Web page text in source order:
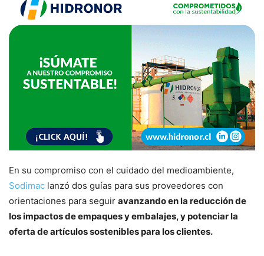
En su compromiso con el cuidado del medioambiente,
Sodimac lanzó dos guías para sus proveedores con
orientaciones para seguir avanzando en la reducción de
los impactos de empaques y embalajes, y potenciar la
oferta de artículos sostenibles para los clientes.